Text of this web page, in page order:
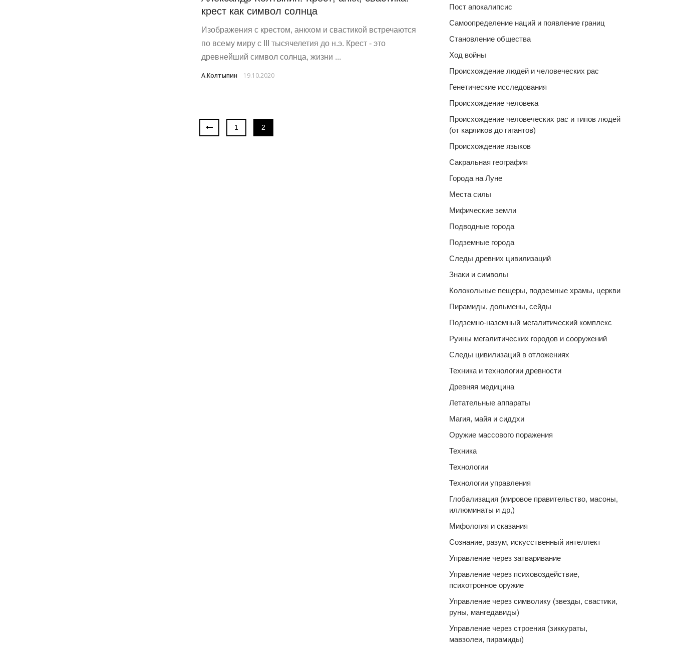
крест как символ солнца
Изображения с крестом, анкхом и свастикой встречаются
по всему миру с III тысячелетия до н.э. Крест - это
древнейший символ солнца, жизни ...
А.Колтыпин 19.10.2020
1 2
Пост апокалипсис
Самоопределение наций и появление границ
Становление общества
Ход войны
Происхождение людей и человеческих рас
Генетические исследования
Происхождение человека
Происхождение человеческих рас и типов людей
(от карликов до гигантов)
Происхождение языков
Сакральная география
Города на Луне
Места силы
Мифические земли
Подводные города
Подземные города
Следы древних цивилизаций
Знаки и символы
Колокольные пещеры, подземные храмы, церкви
Пирамиды, дольмены, сейды
Подземно-наземный мегалитический комплекс
Руины мегалитических городов и сооружений
Следы цивилизаций в отложениях
Техника и технологии древности
Древняя медицина
Летательные аппараты
Магия, майя и сиддхи
Оружие массового поражения
Техника
Технологии
Технологии управления
Глобализация (мировое правительство, масоны,
иллюминаты и др,)
Мифология и сказания
Сознание, разум, искусственный интеллект
Управление через затваривание
Управление через психовоздействие,
психотронное оружие
Управление через символику (звезды, свастики,
руны, мангедавиды)
Управление через строения (зиккураты,
мавзолеи, пирамиды)